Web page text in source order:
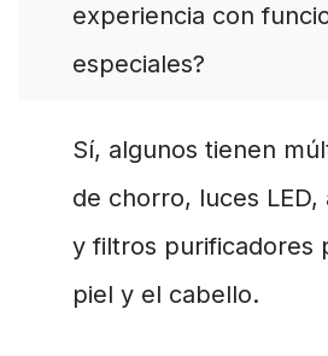
experiencia con
especiales?
Sí, algunos tienen
de chorro, luces LED,
y filtros purificadores
piel y el cabello.